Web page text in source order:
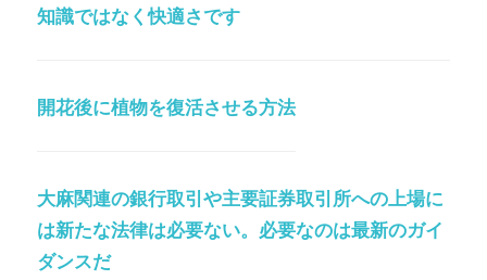
知識ではなく快適さです
開花後に植物を復活させる方法
大麻関連の銀行取引や主要証券取引所への上場に
は新たな法律は必要ない。必要なのは最新のガイ
ダンスだ